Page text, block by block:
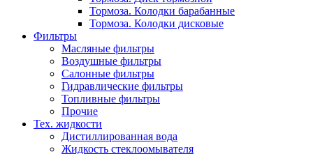
Тормоза. Колодки барабанные
Тормоза. Колодки дисковые
Фильтры
Масляные фильтры
Воздушные фильтры
Салонные фильтры
Гидравлические фильтры
Топливные фильтры
Прочие
Тех. жидкости
Дистиллированная вода
Жидкость стеклоомывателя